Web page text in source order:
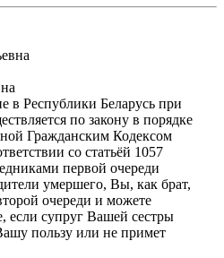
в Республики Беларусь при
по закону в порядке
Гражданским Кодексом
со статьёй 1057
первой очереди
умершего, Вы, как брат,
очереди и можете
если супруг Вашей сестры
пользу или не примет